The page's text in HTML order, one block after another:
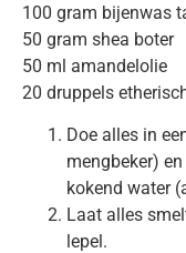
100 gram bijenwas
50 gram shea boter
50 ml amandelolie
20 druppels
Doe alles in
mengbeker)
kokend water
Laat alles
lepel.